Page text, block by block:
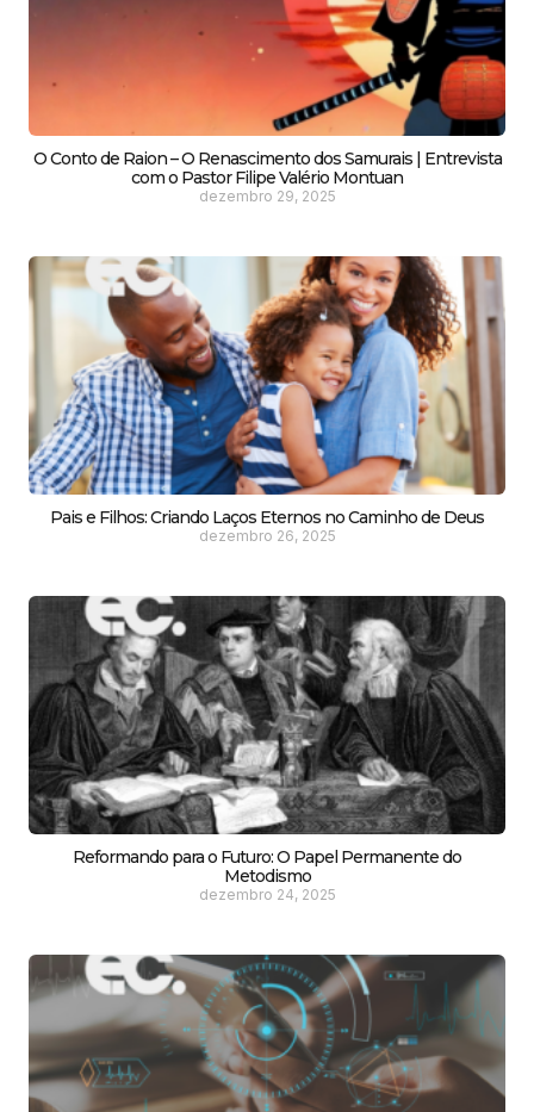
O Conto de Raion – O Renascimento dos Samurais | Entrevista
com o Pastor Filipe Valério Montuan
dezembro 29, 2025
Pais e Filhos: Criando Laços Eternos no Caminho de Deus
dezembro 26, 2025
Reformando para o Futuro: O Papel Permanente do
Metodismo
dezembro 24, 2025